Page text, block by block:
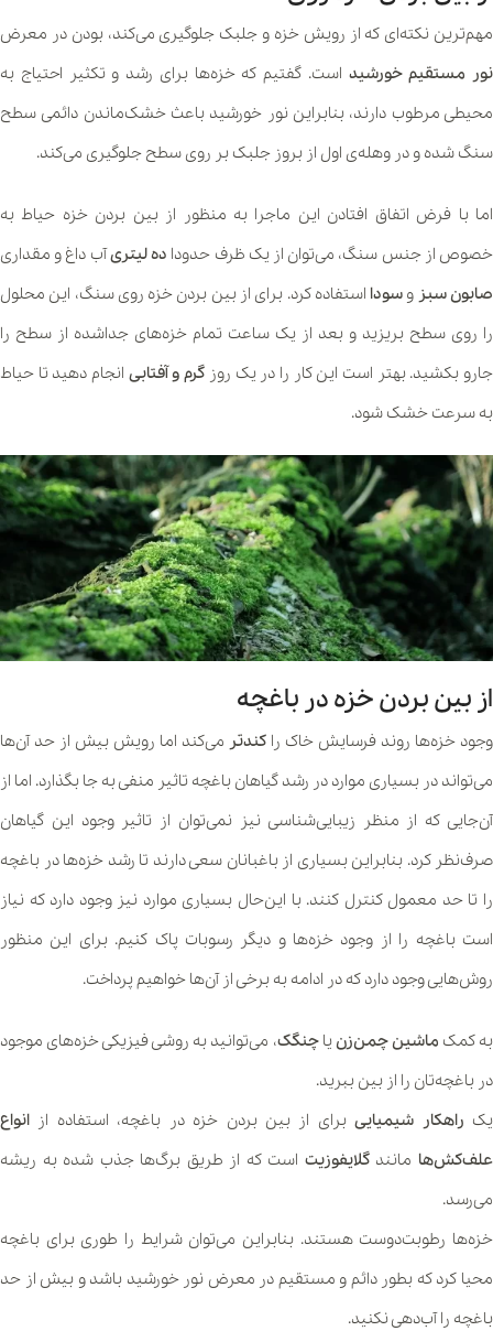
مهم‌ترین نکته‌ای که از رویش خزه و جلبک جلوگیری می‌کند، بودن در معرض
نور مستقیم خورشید است. گفتیم که خزه‌ها برای رشد و تکثیر احتیاج به
محیطی مرطوب دارند، بنابراین نور خورشید باعث خشک‌ماندن دائمی سطح
سنگ شده و در وهله‌ی اول از بروز جلبک بر روی سطح جلوگیری می‌کند.
اما با فرض اتفاق افتادن این ماجرا به منظور از بین بردن خزه حیاط به
خصوص از جنس سنگ، می‌توان از یک ظرف حدودا ده لیتریآب داغ و مقداری
صابون سبز و سودا استفاده کرد. برای از بین بردن خزه روی سنگ، این محلول
را روی سطح بریزید و بعد از یک ساعت تمام خزه‌های جداشده از سطح را
جارو بکشید. بهتر است این کار را در یک روز گرم و آفتابی انجام دهید تا حیاط
به سرعت خشک شود.
از بین بردن خزه در باغچه
وجود خزه‌ها روند فرسایش خاک را کندتر می‌کند اما رویش بیش از حد آن‌ها
می‌تواند در بسیاری موارد در رشد گیاهان باغچه تاثیر منفی به جا بگذارد. اما از
آن‌جایی که از منظر زیبایی‌شناسی نیز نمی‌توان از تاثیر وجود این گیاهان
صرف‌نظر کرد. بنابراین بسیاری از باغبانان سعی دارند تا رشد خزه‌ها در باغچه
را تا حد معمول کنترل کنند. با این‌حال بسیاری موارد نیز وجود دارد که نیاز
است باغچه را از وجود خزه‌ها و دیگر رسوبات پاک کنیم. برای این منظور
روش‌هایی وجود دارد که در ادامه به برخی از آن‌ها خواهیم پرداخت.
به کمک ماشین چمن‌زنیاچنگک، می‌توانید به روشی فیزیکی خزه‌های موجود
در باغچه‌تان را از بین ببرید.
یک راهکار شیمیاییبرای از بین بردن خزه در باغچه، استفاده از انواع
علف‌کش‌‌ها مانندگلایفوزیت است که از طریق برگ‌ها جذب شده به ریشه
می‌رسد.
خزه‌ها رطوبت‌دوست هستند. بنابراین می‌توان شرایط را طوری برای باغچه
محیا کرد که بطور دائم و مستقیم در معرض نور خورشید باشد و بیش از حد
باغچه را آب‌دهی نکنید.